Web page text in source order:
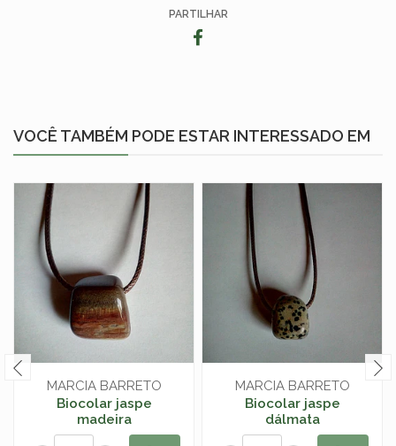
PARTILHAR
VOCÊ TAMBÉM PODE ESTAR INTERESSADO EM
MARCIA BARRETO
Biocolar jaspe
madeira
MARCIA BARRETO
Biocolar jaspe
dálmata